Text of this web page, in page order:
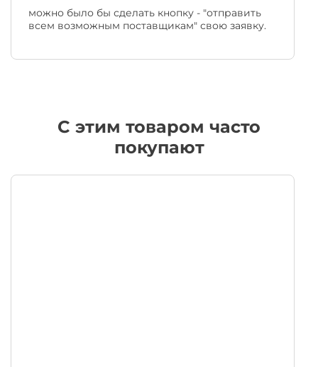
можно было бы сделать кнопку - "отправить
всем возможным поставщикам" свою заявку.
C этим товаром часто
покупают